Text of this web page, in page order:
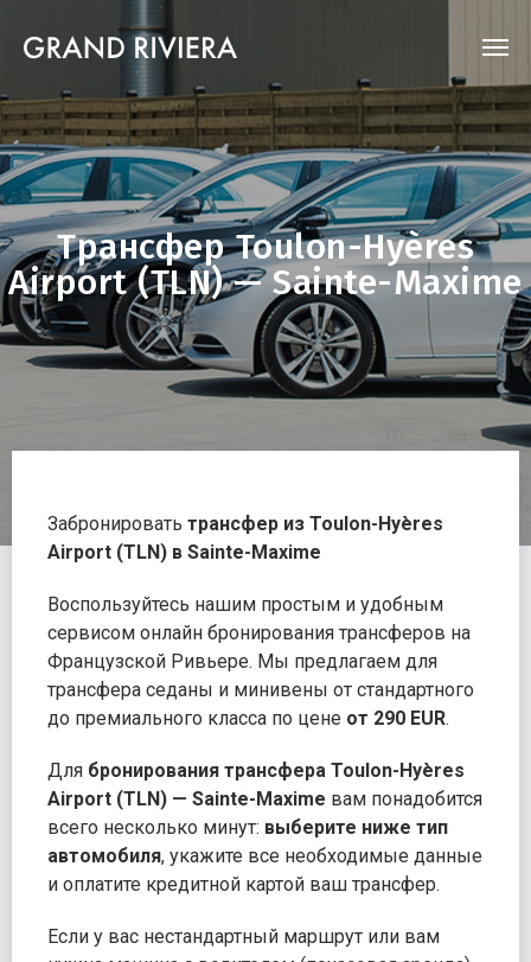
Трансфер Toulon-Hyères
Airport (TLN) — Sainte-Maxime
Забронировать трансфер из Toulon-Hyères
Airport (TLN) в Sainte-Maxime
Воспользуйтесь нашим простым и удобным
сервисом онлайн бронирования трансферов на
Французской Ривьере. Мы предлагаем для
трансфера седаны и минивены от стандартного
до премиального класса по цене от 290 EUR.
Для бронирования трансфера Toulon-Hyères
Airport (TLN) — Sainte-Maxime вам понадобится
всего несколько минут: выберите ниже тип
автомобиля, укажите все необходимые данные
и оплатите кредитной картой ваш трансфер.
Если у вас нестандартный маршрут или вам